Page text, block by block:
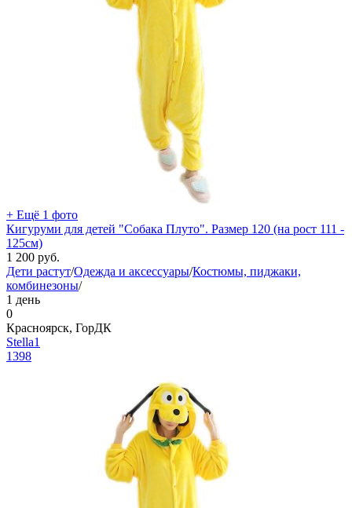
+ Ещё 1 фото
Кигуруми для детей "Собака Плуто". Размер 120 (на рост 111 -
125см)
1 200 руб.
Дети растут/Одежда и аксессуары/Костюмы, пиджаки,
комбинезоны/
1 день
0
Красноярск, ГорДК
Stella1
1398